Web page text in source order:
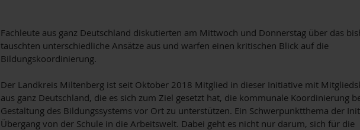
Fachleute aus ganz Deutschland diskutierten am Mittwoch und Donnerstag über das
tauschten unterschiedliche Ansätze aus und warfen einen kritischen Blick auf die
Bildungskoordinierung.
Der Landkreis Miltenberg ist seit Oktober 2018 Mitglied in dieser Initiative mit
aus ganz Deutschland, die es sich zum Ziel gesetzt hat, die kommunale Koordinierung
Gestaltung des Bildungssystems vor Ort zu unterstützen. Ein Schwerpunktthema der
Übergang von der Schule in die Arbeitswelt. Dabei geht es nicht nur darum, sich für die